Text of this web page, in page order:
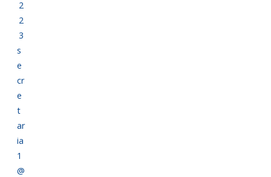
2
2
3
s
e
cr
e
t
ar
ia
1
@